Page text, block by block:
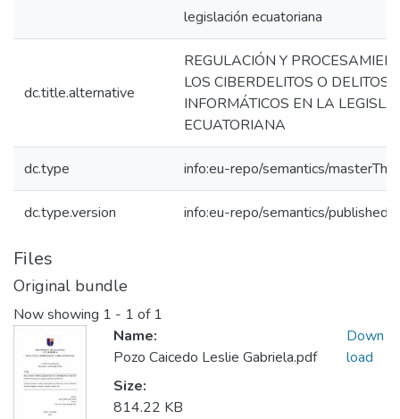
legislación ecuatoriana
dc.title.alternative
REGULACIÓN Y
LOS CIBERDELITOS O DELITOS
INFORMÁTICOS EN LA
ECUATORIANA
dc.type info:eu-repo/semantics/
dc.type.version info:eu-repo/semantics/
Files
Original bundle
Now showing 1 - 1 of 1
Name:
Pozo Caicedo Leslie Gabriela.pdf
Size:
814.22 KB
Down
load